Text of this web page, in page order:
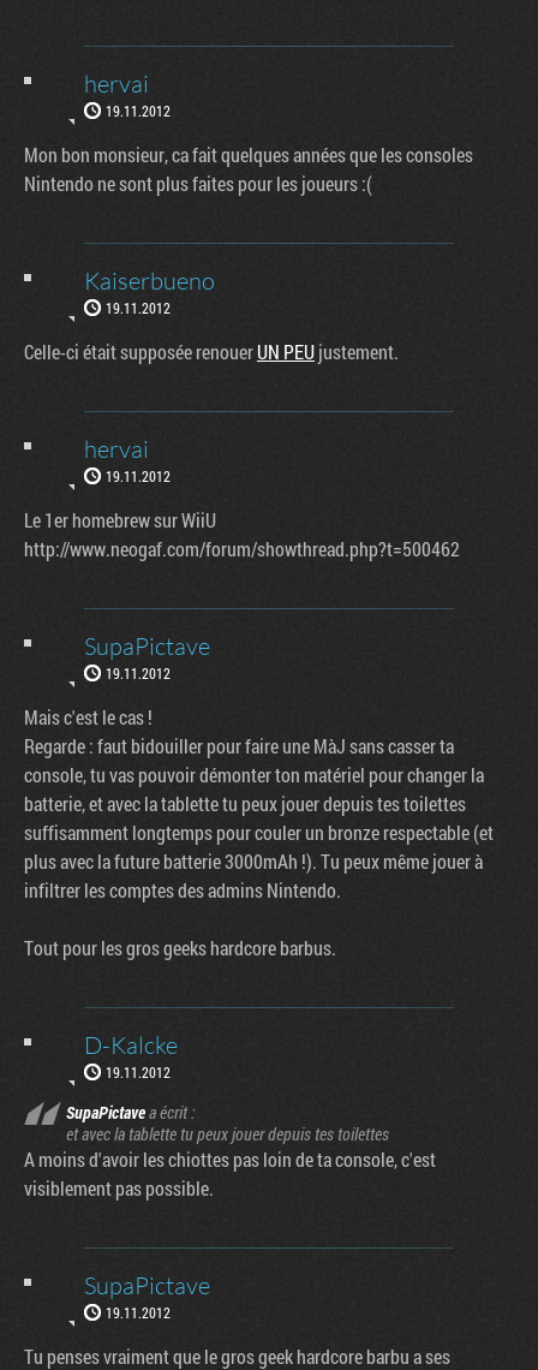
hervai
19.11.2012
Mon bon monsieur, ca fait quelques années que les consoles
Nintendo ne sont plus faites pour les joueurs :(
Kaiserbueno
19.11.2012
Celle-ci était supposée renouerUN PEUjustement.
hervai
19.11.2012
Le 1er homebrew sur WiiU
http://www.neogaf.com/forum/showthread.php?t=500462
SupaPictave
19.11.2012
Mais c'est le cas !
Regarde : faut bidouiller pour faire une MàJ sans casser ta
console, tu vas pouvoir démonter ton matériel pour changer la
batterie, et avec la tablette tu peux jouer depuis tes toilettes
suffisamment longtemps pour couler un bronze respectable (et
plus avec la future batterie 3000mAh !). Tu peux même jouer à
infiltrer les comptes des admins Nintendo.
Tout pour les gros geeks hardcore barbus.
D-Kalcke
19.11.2012
SupaPictavea écrit :
et avec la tablette tu peux jouer depuis tes toilettes
A moins d'avoir les chiottes pas loin de ta console, c'est
visiblement pas possible.
SupaPictave
19.11.2012
Tu penses vraiment que le gros geek hardcore barbu a ses